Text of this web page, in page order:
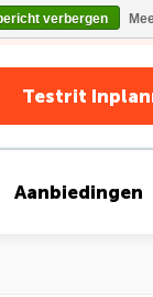
Testrit
Aanbiedingen
verbergen